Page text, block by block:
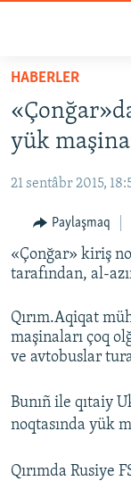
Esas
qaytmaq
Baş
navigatsiyağa
qaytmaq
qaytmaq
SİYASET
İQTİSADİYAT
CEMİYET
MEDENİYET
İNSAN AQLARI
SÜRET
BLOGLAR
Русский
Українською
HABERLER
yük
21 sentâbr 2015,
Paylaşmaq
«Çonğar» kiriş
tarafından, al-
Qırım.Aqiqat
maşinaları çoq
ve avtobuslar
Bunıñ ile qıtaiy
noqtasında yük
Qırımda Rusiye